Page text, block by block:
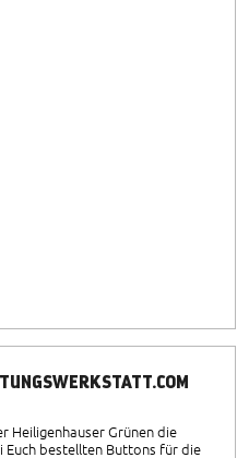
Heiligenhauser Grünen die
Euch bestellten Buttons für die